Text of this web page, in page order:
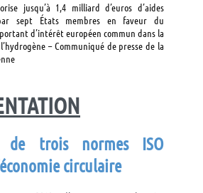
jusqu’à 1,4 milliard d’euros d’aides
sept États membres en faveur du
d’intérêt européen commun dans la
– Communiqué de presse de la
de trois normes ISO
circulaire